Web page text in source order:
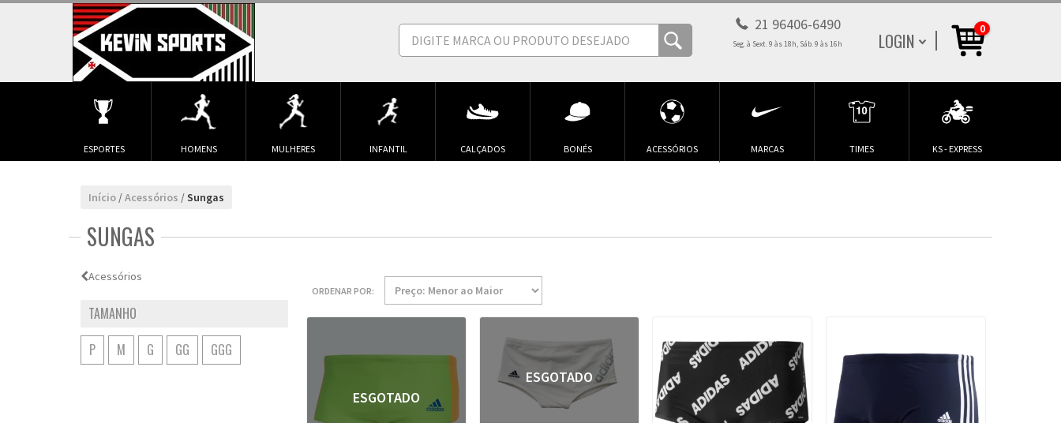
0
LOGIN
21 96406-6490
Seg. à Sext. 9 às 18h, Sáb. 9 às 16h
ESPORTES HOMENS MULHERES INFANTIL CALÇADOS BONÉS ACESSÓRIOS MARCAS TIMES KS - EXPRESS
Início /Acessórios /Sungas
SUNGAS
Acessórios
TAMANHO
P
M G GG GGG
ORDENAR POR:
ESGOTADO
ESGOTADO